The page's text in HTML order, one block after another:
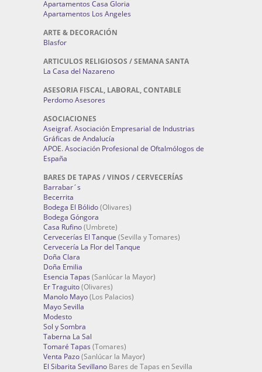
Apartamentos Casa Gloria
Apartamentos Los Angeles
ARTE & DECORACIÓN
Blasfor
ARTICULOS RELIGIOSOS / SEMANA SANTA
La Casa del Nazareno
ASESORIA FISCAL, LABORAL, CONTABLE
Perdomo Asesores
ASOCIACIONES
Aseigraf. Asociación Empresarial de Industrias
Gráficas de Andalucía
APOE. Asociación Profesional de Oftalmólogos de
España
BARES DE TAPAS / VINOS / CERVECERÍAS
Barrabar´s
Becerrita
Bodega El Bólido(Olivares)
Bodega Góngora
Casa Rufino(Umbrete)
Cervecerías El Tanque (Sevilla y Tomares)
Cervecería La Flor del Tanque
Doña Clara
Doña Emilia
Esencia Tapas (Sanlúcar la Mayor)
Er Traguito(Olivares)
Manolo Mayo(Los Palacios)
Mayo Sevilla
Modesto
Sol y Sombra
Taberna La Sal
Tomaré Tapas (Tomares)
Venta Pazo(Sanlúcar la Mayor)
El Sibarita Sevillano Bares de Tapas en Sevilla